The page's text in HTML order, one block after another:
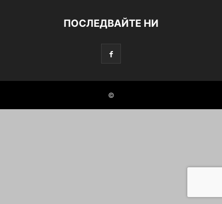
ПОСЛЕДВАЙТЕ НИ
©